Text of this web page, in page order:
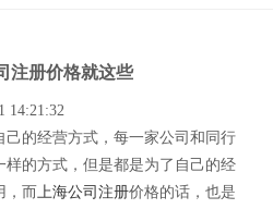
注册价格就这些
14:21:32
的经营方式，每一家公司和同行
的方式，但是都是为了自己的经
，而 上海公司注册价格的话，也是